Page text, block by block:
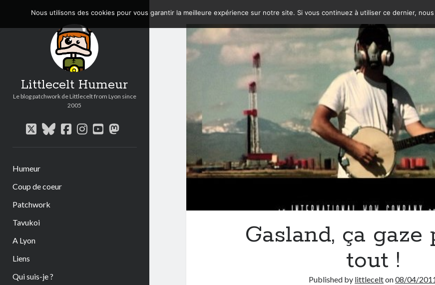
Littlecelt Humeur
Le blog patchwork de Littlecelt from Lyon since
2005
twitterbluesky
facebook
instagram
youtube
mastodon
Humeur
Coup de coeur
Patchwork
Tavukoi
A Lyon
Liens
Qui suis-je ?
Gasland, ça gaze
tout !
Published by littlecelton08/04/
Nous utilisons des cookies pour vous garantir la meilleure expérience sur notre site. Si vous continuez à utiliser ce dernier,